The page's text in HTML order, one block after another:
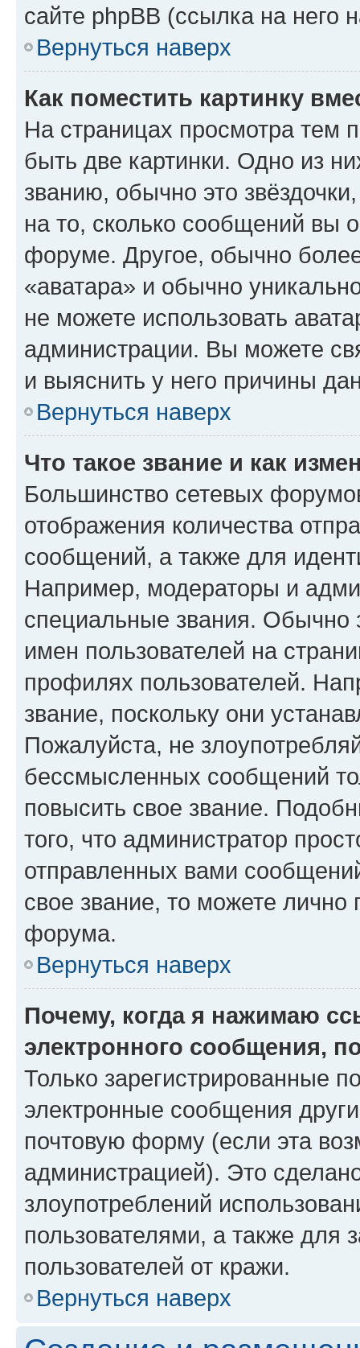
сайте phpBB (ссылка на него
Вернуться наверх
Как поместить картинку
На страницах просмотра тем
быть две картинки. Одно из
званию, обычно это
на то, сколько сообщений вы
форуме. Другое, обычно
«аватара» и обычно
не можете использовать
администрации. Вы можете
и выяснить у него причины
Вернуться наверх
Что такое звание и как
Большинство сетевых
отображения количества
сообщений, а также для
Например, модераторы и
специальные звания. Обычно
имен пользователей на
профилях пользователей.
звание, поскольку они
Пожалуйста, не
бессмысленных сообщений
повысить свое звание.
того, что администратор
отправленных вами
свое звание, то можете лично
форума.
Вернуться наверх
Почему, когда я нажимаю
электронного сообщения,
Только зарегистрированные
электронные сообщения
почтовую форму (если эта
администрацией). Это
злоупотреблений
пользователями, а также для
пользователей от кражи.
Вернуться наверх